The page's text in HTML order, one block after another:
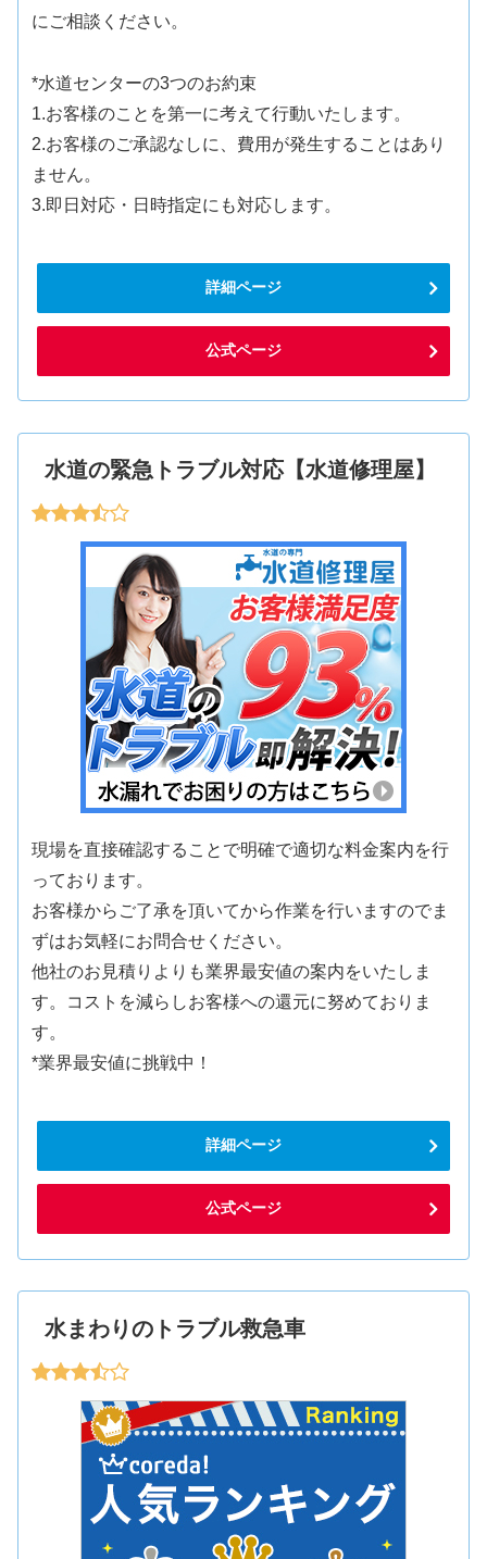
にご相談ください。
*水道センターの3つのお約束
1.お客様のことを第一に考えて行動いたします。
2.お客様のご承認なしに、費用が発生することはあり
ません。
3.即日対応・日時指定にも対応します。
詳細ページ
公式ページ
水道の緊急トラブル対応【水道修理屋】
現場を直接確認することで明確で適切な料金案内を行
っております。
お客様からご了承を頂いてから作業を行いますのでま
ずはお気軽にお問合せください。
他社のお見積りよりも業界最安値の案内をいたしま
す。コストを減らしお客様への還元に努めておりま
す。
*業界最安値に挑戦中！
詳細ページ
公式ページ
水まわりのトラブル救急車